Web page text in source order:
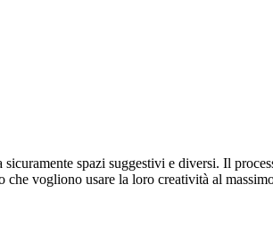
spazi suggestivi e diversi. Il
che vogliono usare la loro creatività al